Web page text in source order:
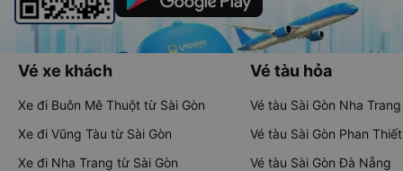
Vé xe khách
Xe đi Buôn Mê Thuột từ Sài Gòn
Xe đi Vũng Tàu từ Sài Gòn
Xe đi Nha Trang từ Sài Gòn
Vé tàu hỏa
Vé tàu Sài Gòn Nha Trang
Vé tàu Sài Gòn Phan Thiết
Vé tàu Sài Gòn Đà Nẵng